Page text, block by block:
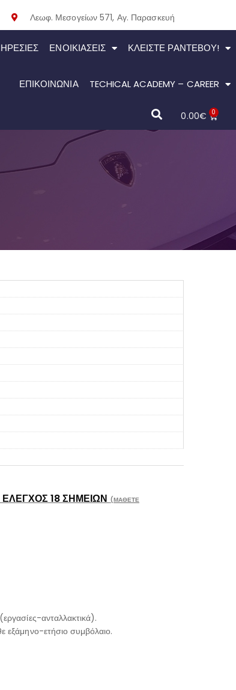
Λεωφ. Μεσογείων 571, Αγ. Παρασκευή
ΕΝΟΙΚΙΆΣΕΙΣ ΚΛΕΊΣΤΕ ΡΑΝΤΕΒΟΎ!
ΕΠΙΚΟΙΝΩΝΙΑ TECHICAL ACADEMY – CAREER
0.00€ 0
18 ΣΗΜΕΊΩΝ (ΜΆΘΕΤΕ
ανταλλακτικά).
εξάμηνο-ετήσιο συμβόλαιο.